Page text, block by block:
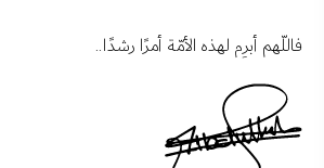
فاللّهم أبرِم لهذه الأمّة أمرًا رشدًا..